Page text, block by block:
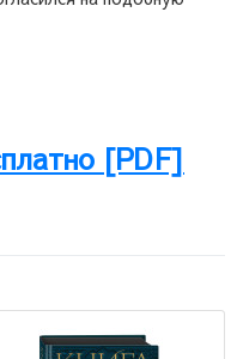
[PDF]